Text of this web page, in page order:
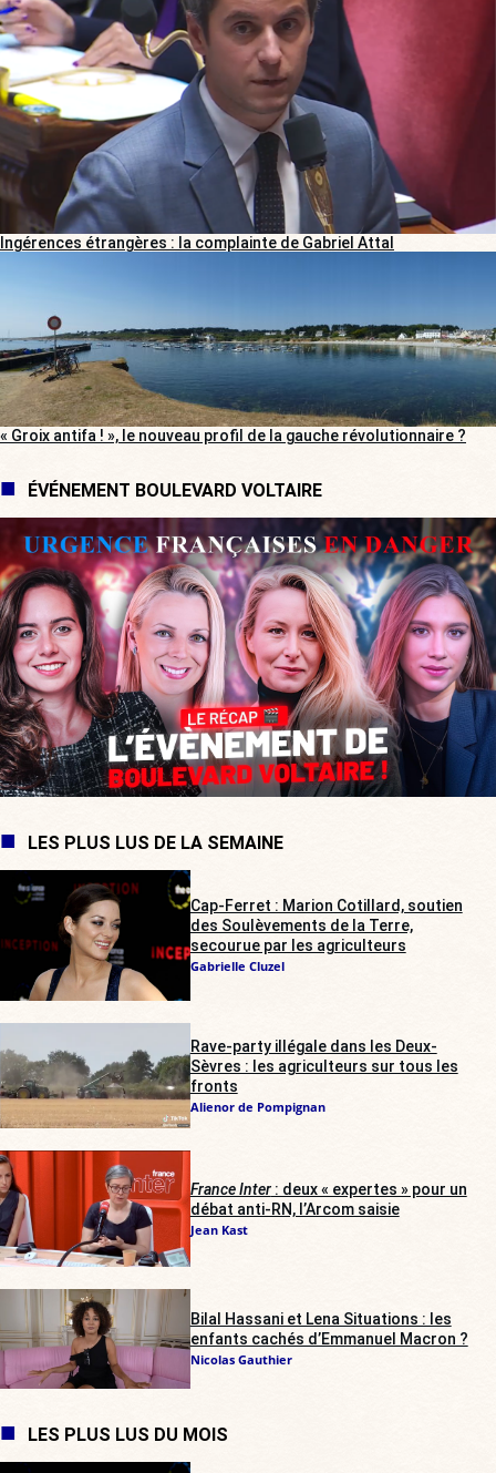
Ingérences étrangères : la complainte de Gabriel Attal
« Groix antifa ! », le nouveau profil de la gauche révolutionnaire ?
ÉVÉNEMENT BOULEVARD VOLTAIRE
LES PLUS LUS DE LA SEMAINE
Cap-Ferret : Marion Cotillard, soutien
des Soulèvements de la Terre,
secourue par les agriculteurs
Gabrielle Cluzel
Rave-party illégale dans les Deux-
Sèvres : les agriculteurs sur tous les
fronts
Alienor de Pompignan
France Inter: deux « expertes » pour un
débat anti-RN, l’Arcom saisie
Jean Kast
Bilal Hassani et Lena Situations : les
enfants cachés d’Emmanuel Macron ?
Nicolas Gauthier
LES PLUS LUS DU MOIS